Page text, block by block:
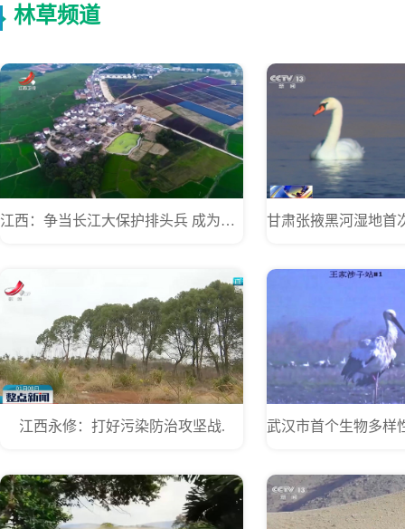
林草频道
江西：争当长江大保护排头兵 成为长江经济带高质量发展主力军
江西永修：打好污染防治攻坚战.